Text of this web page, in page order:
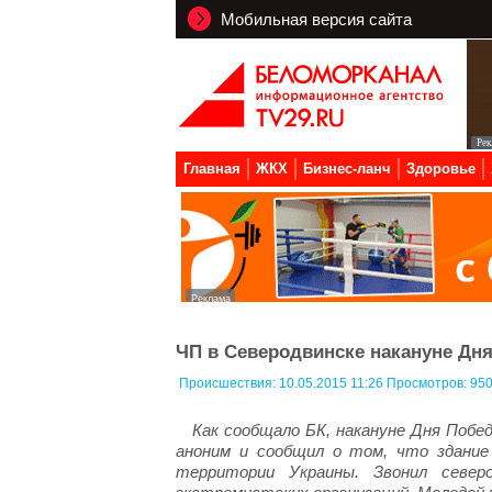
Мобильная версия сайта
Главная ЖКХ Бизнес-ланч Здоровье
ЧП в Северодвинске накануне
Происшествия: 10.05.2015 11:26 Просмотров:
Как сообщало БК, накануне Дня
аноним и сообщил о том, что здание
территории Украины. Звонил